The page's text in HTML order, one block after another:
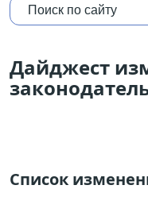
мнение
Дайджест
Список